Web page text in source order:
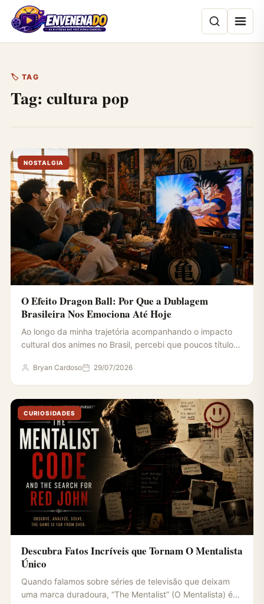
Pular
para
🏷 TAG
Tag: cultura pop
NOSTALGIA
O Efeito Dragon Ball: Por Que a Dublagem
Brasileira Nos Emociona Até Hoje
Ao longo da minha trajetória acompanhando o impacto
cultural dos animes no Brasil, percebi que poucos títulos
Bryan Cardoso 29/07/2026
CURIOSIDADES
Descubra Fatos Incríveis que Tornam O Mentalista
Único
Quando falamos sobre séries de televisão que deixam
uma marca duradoura, “The Mentalist” (O Mentalista) é